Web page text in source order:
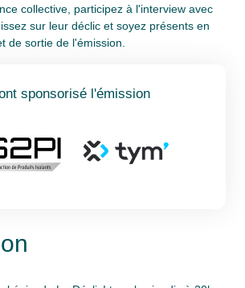
collective, participez à l'interview avec
sur leur déclic et soyez présents en
de sortie de l'émission.
sponsorisé l'émission